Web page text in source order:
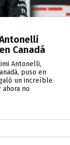
Canadá
Antonelli,
puso en
un increíble
no